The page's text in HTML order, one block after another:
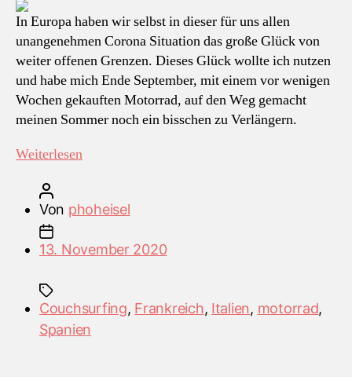
In Europa haben wir selbst in dieser für uns allen
unangenehmen Corona Situation das große Glück von
weiter offenen Grenzen. Dieses Glück wollte ich nutzen
und habe mich Ende September, mit einem vor wenigen
Wochen gekauften Motorrad, auf den Weg gemacht
meinen Sommer noch ein bisschen zu Verlängern.
Weiterlesen„WBB
dem
Richtung
#solobla“
Beitragsautor
Von phoheisel
Veröffentlichungsdatum
13. November 2020
Schlagwörter
Couchsurfing, Frankreich, Italien, motorrad,
Spanien